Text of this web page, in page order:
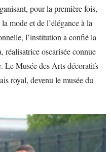
pour la première fois,
mode et de l’élégance à la
l’institution a confié la
oscarisée connue
Le Musée des Arts décoratifs
royal, devenu le musée du